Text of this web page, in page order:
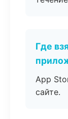
Где
App
сайте.